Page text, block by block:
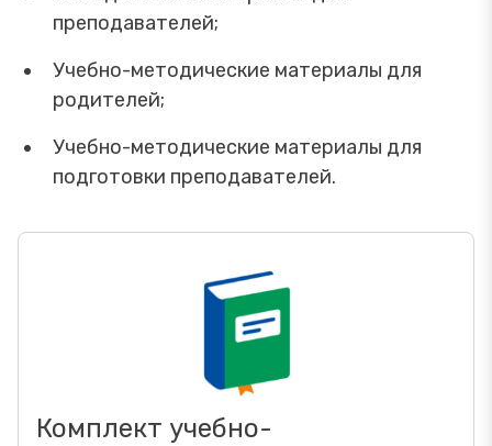
преподавателей;
Учебно-методические материалы для
родителей;
Учебно-методические материалы для
подготовки преподавателей.
Комплект учебно-